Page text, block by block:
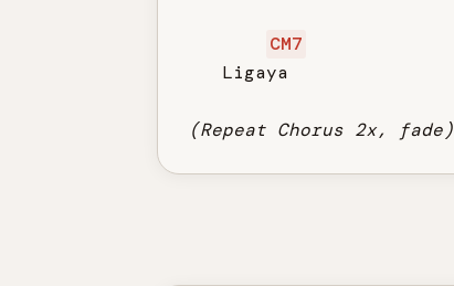
CM7
   Ligaya
(Repeat Chorus 2x, fade)